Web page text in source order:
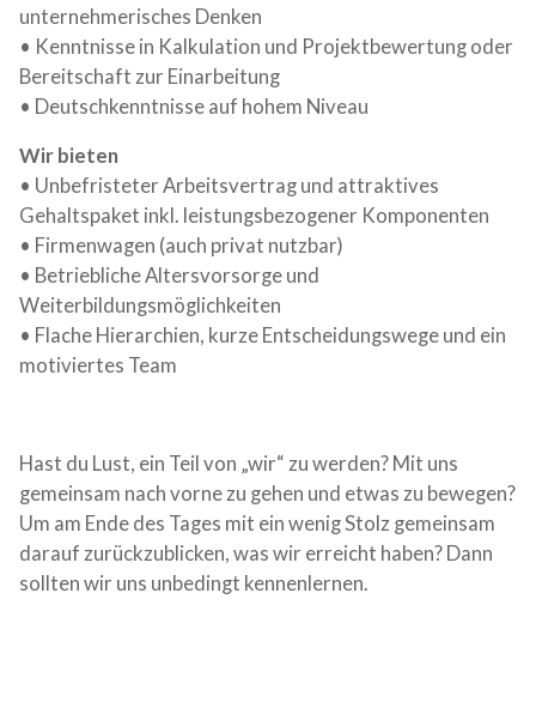
unternehmerisches Denken
• Kenntnisse in Kalkulation und Projektbewertung oder
Bereitschaft zur Einarbeitung
• Deutschkenntnisse auf hohem Niveau
Wir bieten
• Unbefristeter Arbeitsvertrag und attraktives
Gehaltspaket inkl. leistungsbezogener Komponenten
• Firmenwagen (auch privat nutzbar)
• Betriebliche Altersvorsorge und
Weiterbildungsmöglichkeiten
• Flache Hierarchien, kurze Entscheidungswege und ein
motiviertes Team
Hast du Lust, ein Teil von „wir“ zu werden? Mit uns
gemeinsam nach vorne zu gehen und etwas zu bewegen?
Um am Ende des Tages mit ein wenig Stolz gemeinsam
darauf zurückzublicken, was wir erreicht haben? Dann
sollten wir uns unbedingt kennenlernen.